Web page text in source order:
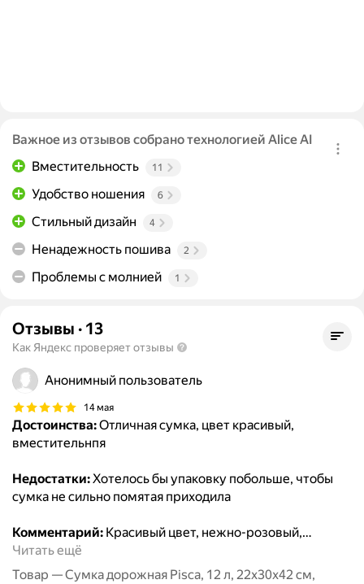
Важное из отзывов собрано технологией Alice AI
Вместительность
11
Удобство ношения 6
Стильный дизайн 4
Ненадежность пошива 2
Проблемы с молнией 1
Отзывы · 13
Как Яндекс проверяет отзывы
Анонимный пользователь
14 мая
Достоинства:Отличная сумка, цвет красивый,
вместительнпя
Недостатки:Хотелось бы упаковку побольше, чтобы
сумка не сильно помятая приходила
Комментарий: Красивый цвет, нежно-розовый,…
Читать ещё
Товар — Сумка дорожная Pisca, 12 л, 22х30х42 см,